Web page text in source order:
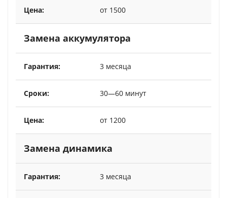
от 1500
Замена аккумулятора
3 месяца
30—60 минут
от 1200
Замена динамика
3 месяца